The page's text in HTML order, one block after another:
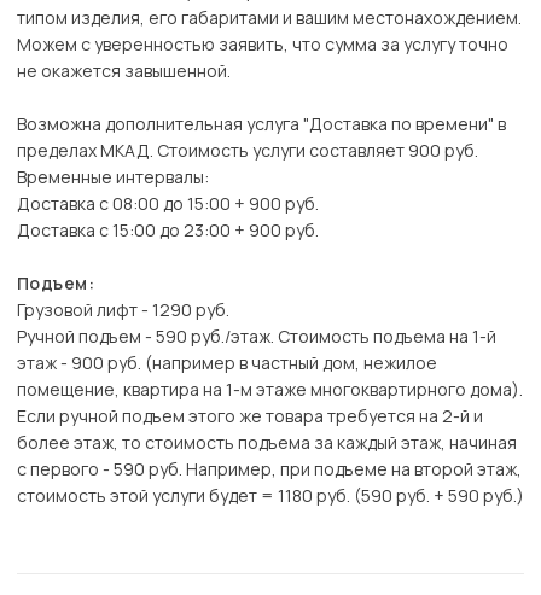
типом изделия, его габаритами и вашим местонахождением.
Можем с уверенностью заявить, что сумма за услугу точно
не окажется завышенной.
Возможна дополнительная услуга "Доставка по времени" в
пределах МКАД. Стоимость услуги составляет 900 руб.
Временные интервалы:
Доставка с 08:00 до 15:00 + 900 руб.
Доставка с 15:00 до 23:00 + 900 руб.
Подъем:
Грузовой лифт - 1290 руб.
Ручной подъем - 590 руб./этаж. Стоимость подъема на 1-й
этаж - 900 руб. (например в частный дом, нежилое
помещение, квартира на 1-м этаже многоквартирного дома).
Если ручной подъем этого же товара требуется на 2-й и
более этаж, то стоимость подъема за каждый этаж, начиная
с первого - 590 руб. Например, при подъеме на второй этаж,
стоимость этой услуги будет = 1180 руб. (590 руб. + 590 руб.)